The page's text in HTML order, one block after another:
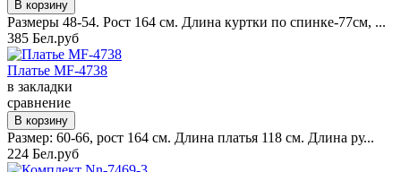
Размеры 48-54. Рост 164 см. Длина куртки по спинке-77см, ...
385 Бел.руб
Платье MF-4738
в закладки
сравнение
Размер: 60-66, рост 164 см. Длина платья 118 см. Длина ру...
224 Бел.руб